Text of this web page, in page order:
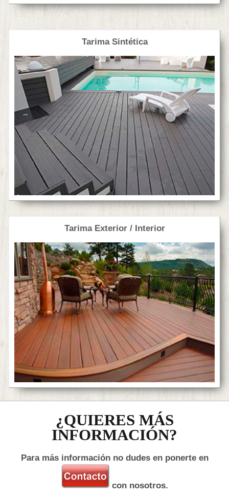
Tarima Sintética
Tarima Exterior / Interior
¿QUIERES MÁS
INFORMACIÓN?
Para más información no dudes en ponerte en
con nosotros.